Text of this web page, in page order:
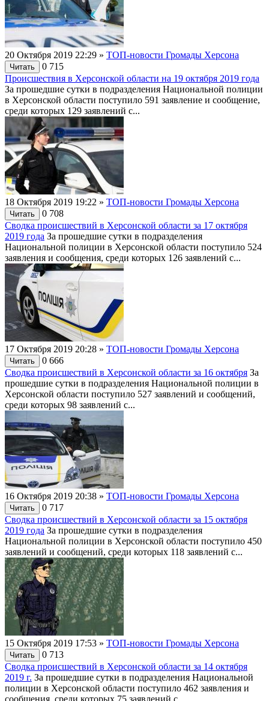
20 Октября 2019 22:29 » ТОП-новости Громады Херсона
Читать 0 715
Происшествия в Херсонской области на 19 октября 2019 года
За прошедшие сутки в подразделения Национальной полиции
в Херсонской области поступило 591 заявление и сообщение,
среди которых 129 заявлений с...
18 Октября 2019 19:22 » ТОП-новости Громады Херсона
Читать 0 708
Сводка происшествий в Херсонской области за 17 октября
2019 года За прошедшие сутки в подразделения
Национальной полиции в Херсонской области поступило 524
заявления и сообщения, среди которых 126 заявлений с...
17 Октября 2019 20:28 » ТОП-новости Громады Херсона
Читать 0 666
Сводка происшествий в Херсонской области за 16 октября За
прошедшие сутки в подразделения Национальной полиции в
Херсонской области поступило 527 заявлений и сообщений,
среди которых 98 заявлений с...
16 Октября 2019 20:38 » ТОП-новости Громады Херсона
Читать 0 717
Сводка происшествий в Херсонской области за 15 октября
2019 года За прошедшие сутки в подразделения
Национальной полиции в Херсонской области поступило 450
заявлений и сообщений, среди которых 118 заявлений с...
15 Октября 2019 17:53 » ТОП-новости Громады Херсона
Читать 0 713
Сводка происшествий в Херсонской области за 14 октября
2019 г. За прошедшие сутки в подразделения Национальной
полиции в Херсонской области поступило 462 заявления и
сообщения, среди которых 75 заявлений с...